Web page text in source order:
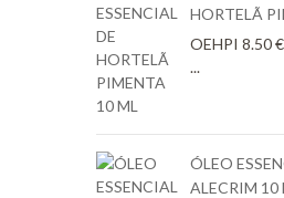
HORTELÃ
OEHPI 8.50€
...
ÓLEO
ALECRIM 10